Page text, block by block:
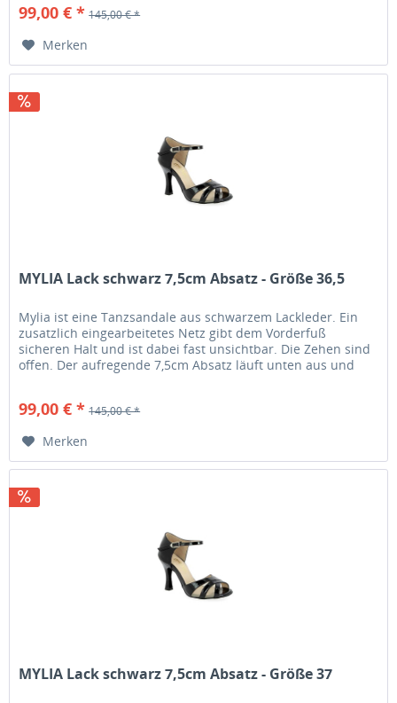
99,00 € * 145,00 € *
Merken
MYLIA Lack schwarz 7,5cm Absatz - Größe 36,5
Mylia ist eine Tanzsandale aus schwarzem Lackleder. Ein
zusatzlich eingearbeitetes Netz gibt dem Vorderfuß
sicheren Halt und ist dabei fast unsichtbar. Die Zehen sind
offen. Der aufregende 7,5cm Absatz läuft unten aus und
99,00 € * 145,00 € *
Merken
MYLIA Lack schwarz 7,5cm Absatz - Größe 37